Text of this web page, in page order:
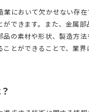
において欠かせない存
できます。また、金属
品の素材や形状、製造方
とができることで、業